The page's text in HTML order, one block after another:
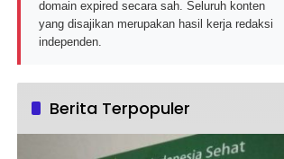
domain expired secara sah. Seluruh konten
yang disajikan merupakan hasil kerja redaksi
independen.
Berita Terpopuler